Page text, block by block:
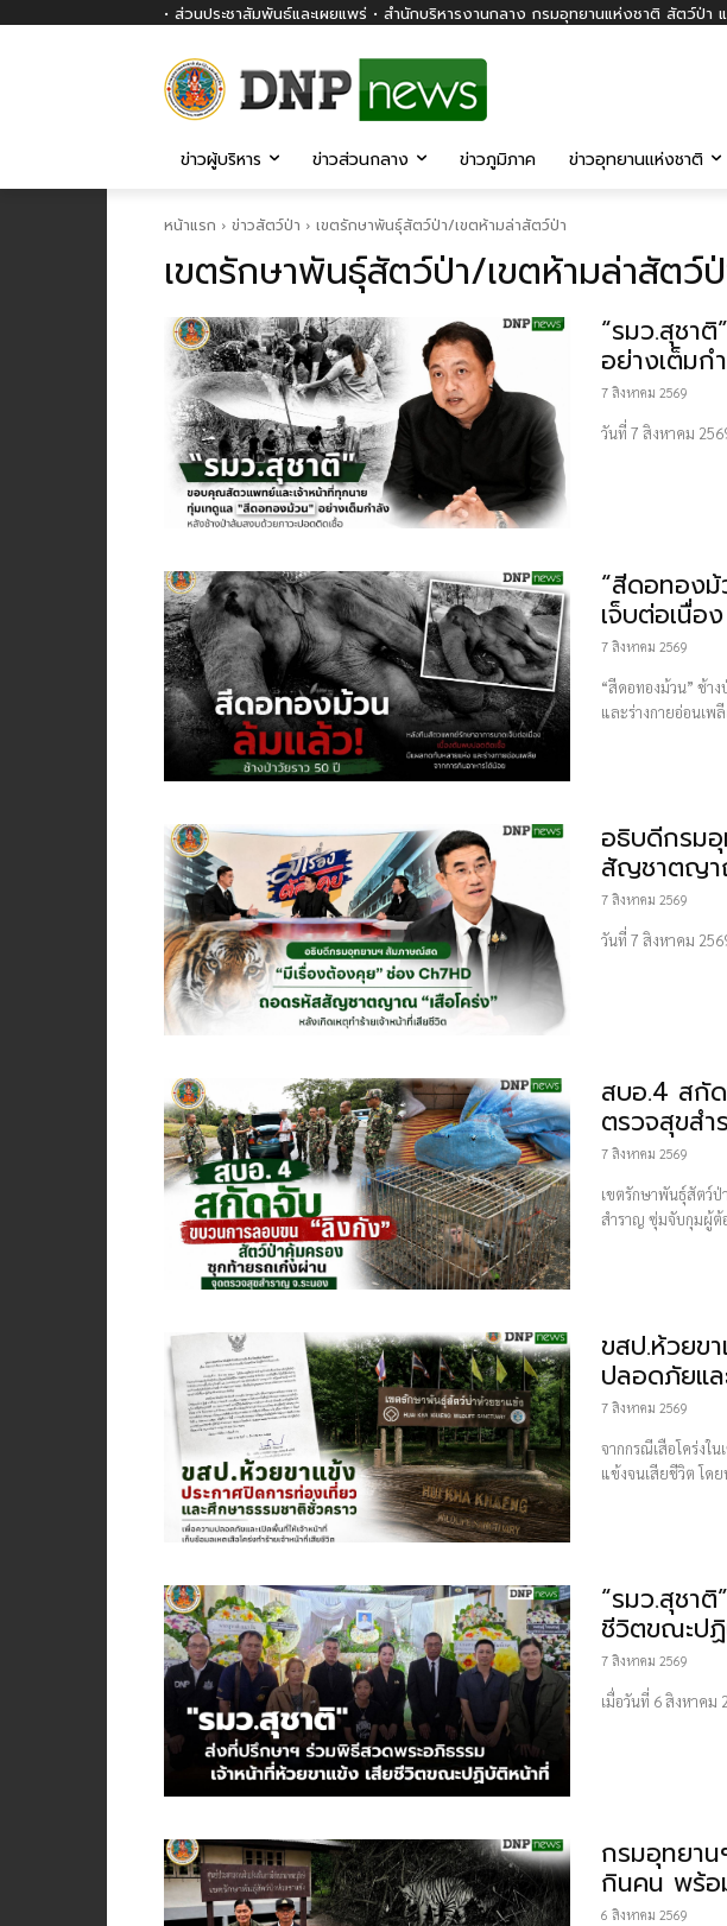
• ส่วนประชาสัมพันธ์และเผยแพร่ • สำนักบริหารงานกลาง กรมอุทยานแห่งชาติ สัตว์ป่า
ข่าวผู้บริหาร ข่าวส่วนกลาง ข่าวภูมิภาค ข่าวอุทยานแห่งชาติ
หน้าแรก ข่าวสัตว์ป่า เขตรักษาพันธุ์สัตว์ป่า/เขตห้ามล่าสัตว์ป่า
เขตรักษาพันธุ์สัตว์ป่า/เขตห้ามล่าสัตว์
“รมว.สุชา
อย่างเต็ม
7 สิงหาคม 2569
วันที่ 7 สิงหาคม
“สีดอทอง
เจ็บต่อเนื่อง
7 สิงหาคม 2569
“สีดอทองม้วน” ช้า
อธิบดีกรม
สัญชาตญาณ
7 สิงหาคม 2569
วันที่ 7 สิงหาคม
สบอ.4 สกั
ตรวจสุขส
7 สิงหาคม 2569
เขตรักษาพันธุ์สัตว์ป่
สำราญ ซุ่มจับกุมผู้ต้
ขสป.ห้วยข
ปลอดภัยแล
7 สิงหาคม 2569
จากกรณีเสือโคร่งใ
แข้งจนเสียชีวิต โด
“รมว.สุชา
ชีวิตขณะป
7 สิงหาคม 2569
เมื่อวันที่ 6 สิงหาคม
กรม​อุทยาน
กินคน พร้อ
6 สิงหาคม 2569